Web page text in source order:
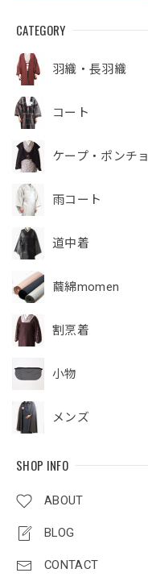
CATEGORY
羽織・長羽織
コート
ケープ・ポンチョ
雨コート
道中着
繭綿momen
割烹着
小物
メンズ
SHOP INFO
ABOUT
BLOG
CONTACT